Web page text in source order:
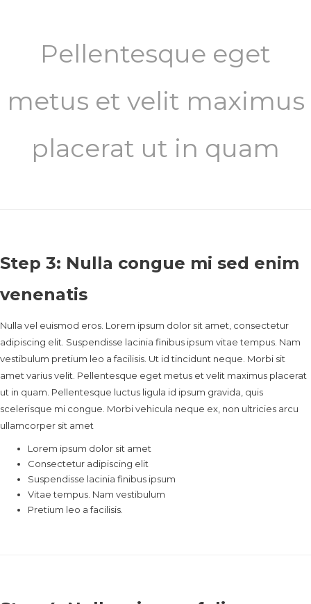
Pellentesque eget
metus et velit maximus
placerat ut in quam
Step 3: Nulla congue mi sed enim
venenatis
Nulla vel euismod eros. Lorem ipsum dolor sit amet, consectetur
adipiscing elit. Suspendisse lacinia finibus ipsum vitae tempus. Nam
vestibulum pretium leo a facilisis. Ut id tincidunt neque. Morbi sit
amet varius velit. Pellentesque eget metus et velit maximus placerat
ut in quam. Pellentesque luctus ligula id ipsum gravida, quis
scelerisque mi congue. Morbi vehicula neque ex, non ultricies arcu
ullamcorper sit amet
Lorem ipsum dolor sit amet
Consectetur adipiscing elit
Suspendisse lacinia finibus ipsum
Vitae tempus. Nam vestibulum
Pretium leo a facilisis.